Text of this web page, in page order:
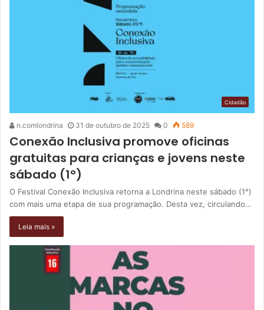
Cidadão
n.comlondrina 31 de outubro de 2025 0 589
Conexão Inclusiva promove oficinas
gratuitas para crianças e jovens neste
sábado (1°)
O Festival Conexão Inclusiva retorna a Londrina neste sábado (1°)
com mais uma etapa de sua programação. Desta vez, circulando…
Leia mais »